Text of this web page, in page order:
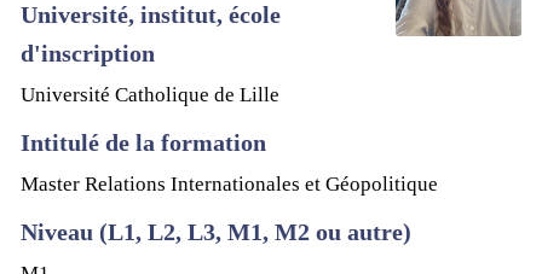
Université, institut, école
d'inscription
Université Catholique de Lille
Intitulé de la formation
Master Relations Internationales et Géopolitique
Niveau (L1, L2, L3, M1, M2 ou autre)